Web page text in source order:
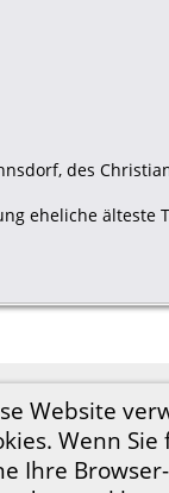
Website
Wenn
Ihre
des
eheliche älteste